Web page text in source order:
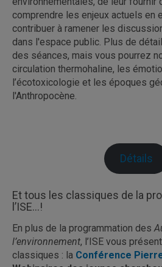
comprendre les enjeux actuels en
contribuer à ramener les
dans l'espace public. Plus de
des séances, mais vous pourrez
circulation thermohaline, les
l’écotoxicologie et les époques
l'Anthropocène.
Détails
Et tous les classiques de la
l’ISE…!
En plus de la programmation des
l’environnement, l’ISE vous
classiques : la Conférence